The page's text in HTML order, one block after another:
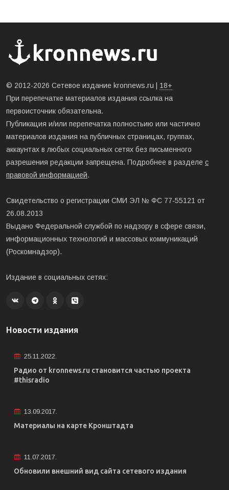
© 2012-2026 Сетевое издание kronnews.ru | 18+
При перепечатке материалов издания ссылка на
первоисточник обязательна.
Публикация и/или перепечатка полностьию или частично
материалов издания на публичных страницах, группах,
аккаунтах в любых социальных сетях без письменного
разрешения редакции запрещена. Подробнее в разделе с
правовой информацией.
Свидетельство о регистрации СМИ ЭЛ № ФС 77-55121 от
26.08.2013
Выдано Федеральной службой по надзору в сфере связи,
информационных технологий и массовых коммуникаций
(Роскомнадзор).
Издание в социальных сетях:
Новости издания
25.11.2022.
Радио от kronnews.ru становится частью проекта
#thisradio
13.09.2017.
Материалы на карте Кронштадта
11.07.2017.
Обновили внешний вид сайта сетевого издания